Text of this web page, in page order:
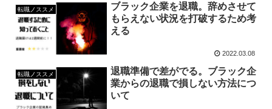
転職ノススメ
ブラック企業を退職。辞めさせて
もらえない状況を打破するため考
える
2022.03.08
転職ノススメ
退職準備で差がでる。ブラック企
業からの退職で損しない方法につ
いて